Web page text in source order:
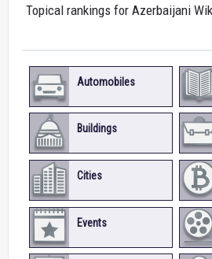
Topical rankings for Azerbaijani
Automobiles
Buildings
Cities
Events